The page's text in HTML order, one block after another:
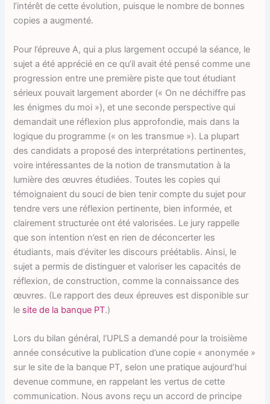
l’intérêt de cette évolution, puisque le nombre de bonnes
copies a augmenté.
Pour l’épreuve A, qui a plus largement occupé la séance, le
sujet a été apprécié en ce qu’il avait été pensé comme une
progression entre une première piste que tout étudiant
sérieux pouvait largement aborder (« On ne déchiffre pas
les énigmes du moi »), et une seconde perspective qui
demandait une réflexion plus approfondie, mais dans la
logique du programme (« on les transmue »). La plupart
des candidats a proposé des interprétations pertinentes,
voire intéressantes de la notion de transmutation à la
lumière des œuvres étudiées. Toutes les copies qui
témoignaient du souci de bien tenir compte du sujet pour
tendre vers une réflexion pertinente, bien informée, et
clairement structurée ont été valorisées. Le jury rappelle
que son intention n’est en rien de déconcerter les
étudiants, mais d’éviter les discours préétablis. Ainsi, le
sujet a permis de distinguer et valoriser les capacités de
réflexion, de construction, comme la connaissance des
œuvres. (Le rapport des deux épreuves est disponible sur
le site de la banque PT.)
Lors du bilan général, l’UPLS a demandé pour la troisième
année consécutive la publication d’une copie « anonymée »
sur le site de la banque PT, selon une pratique aujourd’hui
devenue commune, en rappelant les vertus de cette
communication. Nous avons reçu un accord de principe